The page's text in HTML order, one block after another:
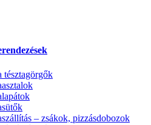
tésztagörgők
– zsákok, pizzásdobozok